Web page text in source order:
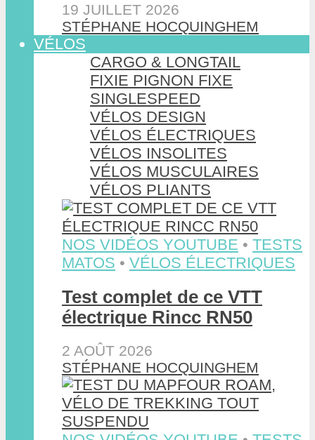
19 JUILLET 2026
STÉPHANE HOCQUINGHEM
VÉLOS
CARGO & LONGTAIL
FIXIE PIGNON FIXE
SINGLESPEED
VÉLOS DESIGN
VÉLOS ÉLECTRIQUES
VÉLOS INSOLITES
VÉLOS MUSCULAIRES
VÉLOS PLIANTS
NOS VIDÉOS YOUTUBE • TESTS
MATOS • VÉLOS ÉLECTRIQUES
Test complet de ce VTT
électrique Rincc RN50
2 AOÛT 2026
STÉPHANE HOCQUINGHEM